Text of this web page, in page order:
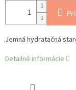
Jemná hydratačná
Detailné informácie